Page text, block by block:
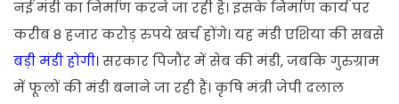
नई मंडी का निर्माण करने जा रही है। इसके निर्माण कार्य पर
करीब 8 हजार करोड़ रुपये खर्च होंगे। यह मंडी एशिया की सबसे
बड़ी मंडी होगी।सरकार पिजौंर में सेब की मंडी, जबकि गुरुग्राम
में फूलों की मंडी बनाने जा रही हैं। कृषि मंत्री जेपी दलाल